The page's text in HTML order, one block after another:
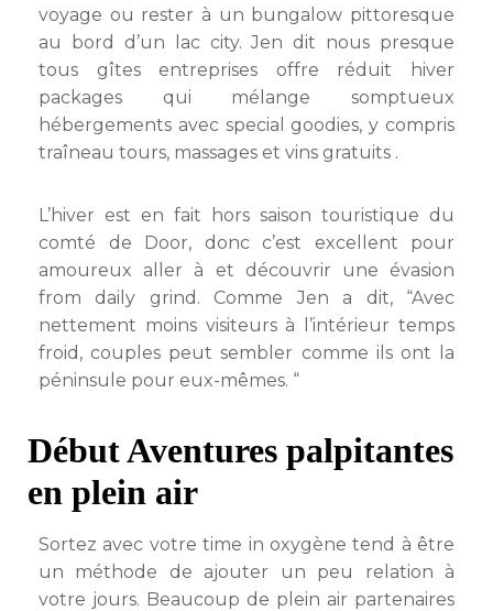
voyage ou rester à un bungalow pittoresque
au bord d’un lac city. Jen dit nous presque
tous gîtes entreprises offre réduit hiver
packages qui mélange somptueux
hébergements avec special goodies, y compris
traîneau tours, massages et vins gratuits .
L’hiver est en fait hors saison touristique du
comté de Door, donc c’est excellent pour
amoureux aller à et découvrir une évasion
from daily grind. Comme Jen a dit, “Avec
nettement moins visiteurs à l’intérieur temps
froid, couples peut sembler comme ils ont la
péninsule pour eux-mêmes. “
Début Aventures palpitantes
en plein air
Sortez avec votre time in oxygène tend à être
un méthode de ajouter un peu relation à
votre jours. Beaucoup de plein air partenaires